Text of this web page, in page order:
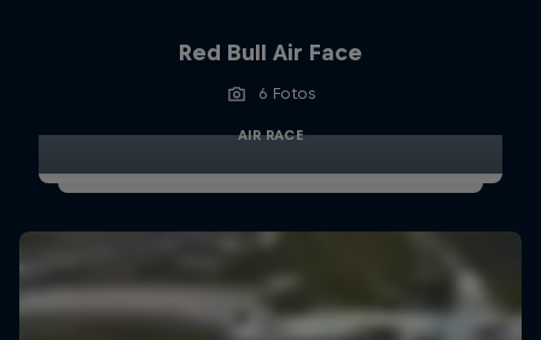
Red Bull Air Face
6 Fotos
AIR RACE